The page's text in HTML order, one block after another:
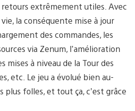
retours extrêmement utiles. Avec
la conséquente mise à jour
des commandes, les
via Zenum, l’amélioration
mises à niveau de la Tour des
etc. Le jeu a évolué bien au-
plus folles, et tout ça, c’est grâce